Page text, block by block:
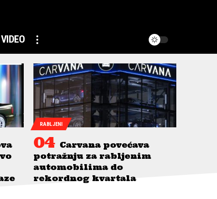
VIDEO
RABLJENI
Carvana povećava
potražnju za rabljenim
automobilima do
rekordnog kvartala